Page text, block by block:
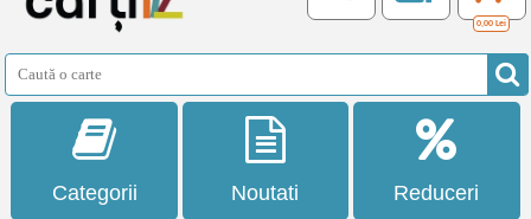
0,00 Lei
Categorii Noutati Reduceri